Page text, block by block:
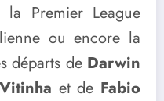
la Premier League
ou encore la
départs de Darwin
Vitinha et de Fabio